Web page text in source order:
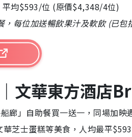
均$593/位 (原價$4,348/4位)
，每位加送暢飲果汁及軟飲 (已包
文華東方酒店
廊」自助餐買一送一，同場加
芝士蛋糕等美食，人均最平